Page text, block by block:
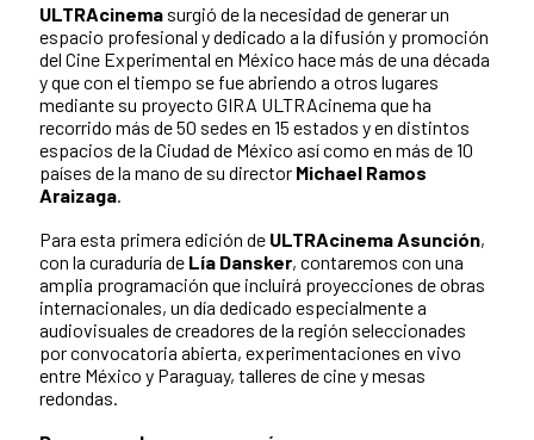
ULTRAcinema surgió de la necesidad de generar un
espacio profesional y dedicado a la difusión y promoción
del Cine Experimental en México hace más de una década
y que con el tiempo se fue abriendo a otros lugares
mediante su proyecto GIRA ULTRAcinema que ha
recorrido más de 50 sedes en 15 estados y en distintos
espacios de la Ciudad de México así como en más de 10
países de la mano de su director Michael Ramos
Araizaga.
Para esta primera edición de ULTRAcinema Asunción,
con la curaduría de Lía Dansker, contaremos con una
amplia programación que incluirá proyecciones de obras
internacionales, un día dedicado especialmente a
audiovisuales de creadores de la región seleccionades
por convocatoria abierta, experimentaciones en vivo
entre México y Paraguay, talleres de cine y mesas
redondas.